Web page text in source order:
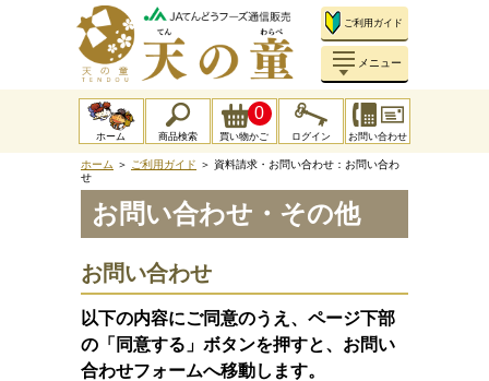
ご利用ガイド
メニュー
ホーム 商品検索 買い物かご
0
ログイン お問い合わせ
ホーム ＞ ご利用ガイド ＞ 資料請求・お問い合わせ：お問い合わ
せ
お問い合わせ・その他
お問い合わせ
以下の内容にご同意のうえ、ページ下部
の「同意する」ボタンを押すと、お問い
合わせフォームへ移動します。